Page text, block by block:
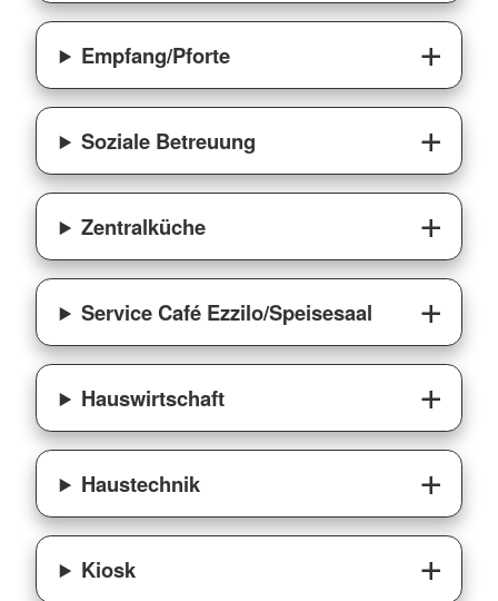
Empfang/Pforte
Soziale Betreuung
Zentralküche
Service Café Ezzilo/Speisesaal
Hauswirtschaft
Haustechnik
Kiosk